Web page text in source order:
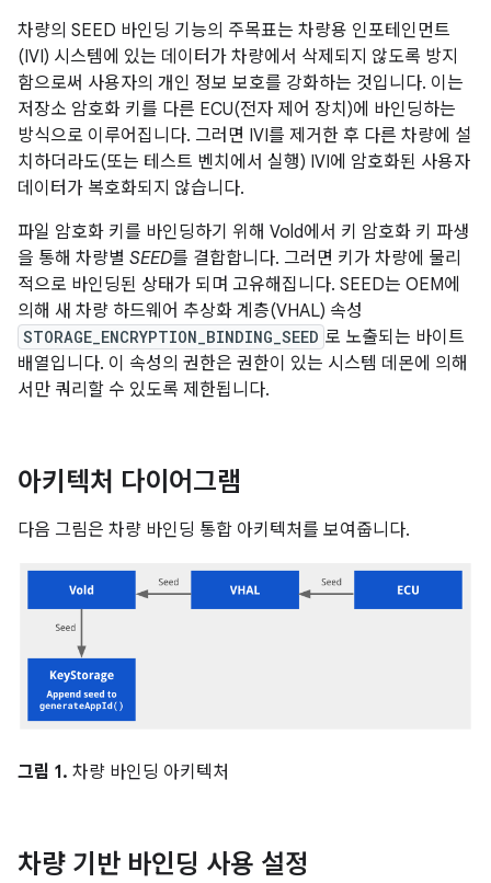
차량의 SEED 바인딩 기능의 주목표는 차량용 인포테인먼트
(IVI) 시스템에 있는 데이터가 차량에서 삭제되지 않도록 방지
함으로써 사용자의 개인 정보 보호를 강화하는 것입니다. 이는
저장소 암호화 키를 다른 ECU(전자 제어 장치)에 바인딩하는
방식으로 이루어집니다. 그러면 IVI를 제거한 후 다른 차량에 설
치하더라도(또는 테스트 벤치에서 실행) IVI에 암호화된 사용자
데이터가 복호화되지 않습니다.
파일 암호화 키를 바인딩하기 위해 Vold에서 키 암호화 키 파생
을 통해 차량별 SEED를 결합합니다. 그러면 키가 차량에 물리
적으로 바인딩된 상태가 되며 고유해집니다. SEED는 OEM에
의해 새 차량 하드웨어 추상화 계층(VHAL) 속성
STORAGE_ENCRYPTION_BINDING_SEED 로 노출되는 바이트
배열입니다. 이 속성의 권한은 권한이 있는 시스템 데몬에 의해
서만 쿼리할 수 있도록 제한됩니다.
아키텍처 다이어그램
다음 그림은 차량 바인딩 통합 아키텍처를 보여줍니다.
그림 1. 차량 바인딩 아키텍처
차량 기반 바인딩 사용 설정